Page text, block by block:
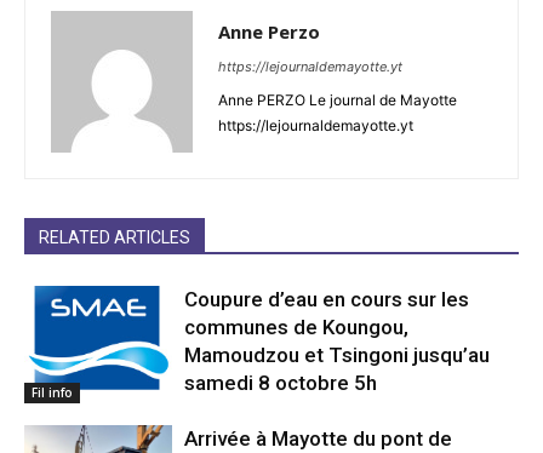
Anne Perzo
https://lejournaldemayotte.yt
Anne PERZO Le journal de Mayotte
https://lejournaldemayotte.yt
RELATED ARTICLES
Fil info
Coupure d’eau en cours sur les
communes de Koungou,
Mamoudzou et Tsingoni jusqu’au
samedi 8 octobre 5h
Arrivée à Mayotte du pont de